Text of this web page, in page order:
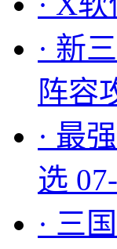
· 新
阵容
· 最
选
· 三